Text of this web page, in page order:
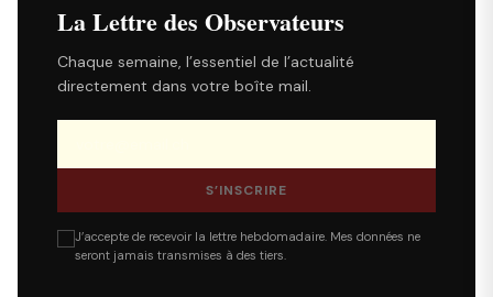
La Lettre des Observateurs
Chaque semaine, l’essentiel de l’actualité
directement dans votre boîte mail.
S’INSCRIRE
J’accepte de recevoir la lettre hebdomadaire. Mes données ne
seront jamais transmises à des tiers.